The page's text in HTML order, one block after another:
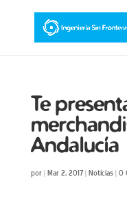
Te
Andalucía
por | Mar 2, 2017| Noticias| 0